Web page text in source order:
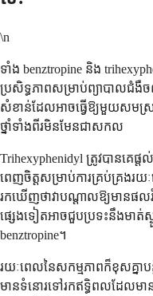
\n
ទាំង benztropine និង
ប្រសិទ្ធភាពសម្រាប់ព្យាបាលជំងឺច
សំខាន់ដែលអាចធ្វើឱ្យមួយសមស្
ថ្នាំទាំងពីរមិនមែនជាសកល
Trihexyphenidyl ត្រូវ​បាន​គេ​ផ្
ពេញ​ចិត្ត​សម្រាប់​ការ​គ្រប់គ្រង​រ
រក​ឃើញ​ថា​វា​បណ្តាល​ឱ្យ​មាន​ផ
ផ្សេង​ទៀត​អាច​ជួប​ប្រទះ​នឹង​មា
benztropine។
រយៈពេល​នៃ​សកម្មភាព​ក៏​ខុស​គ្នា​បន្
មាន​ទំនោរ​ទៅ​រក​ឥទ្ធិពល​ដែល​ម